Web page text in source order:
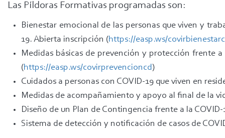
Las Píldoras Formativas programadas son:
Bienestar emocional de las personas que viven y
19. Abierta inscripción (https://easp.ws/
Medidas básicas de prevención y protección frente
(https://easp.ws/covirprevencioncd)
Cuidados a personas con COVID-19 que viven en
Medidas de acompañamiento y apoyo al final de la
Diseño de un Plan de Contingencia frente a la
Sistema de detección y notificación de casos de